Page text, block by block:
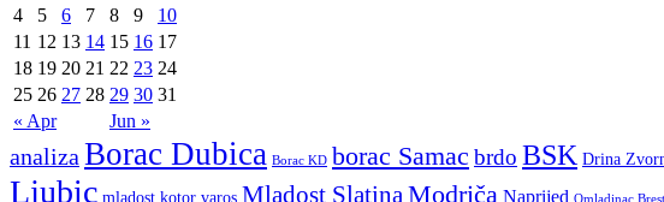
« Apr Jun »
4
5 6 7 8 9
10
11 12 13 14 15 16 17
18 19 20 21 22 23 24
25 26 27 28 29 30 31
analiza Borac Dubica Borac KD borac Samac brdo BSK Drina
Ljubic mladost kotor varos Mladost Slatina Modriča Naprijed Omladinac